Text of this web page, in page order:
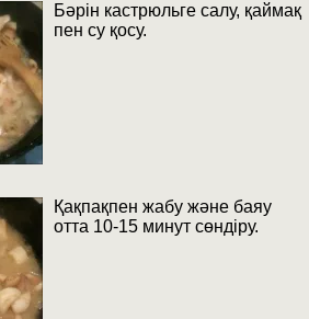
Бәрін кастрюльге салу, қаймақ
пен су қосу.
Қақпақпен жабу және баяу
отта 10-15 минут сөндіру.